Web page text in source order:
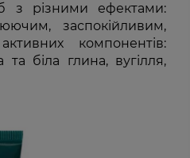
з різними ефектами:
заспокійливим,
компонентів:
та біла глина, вугілля,